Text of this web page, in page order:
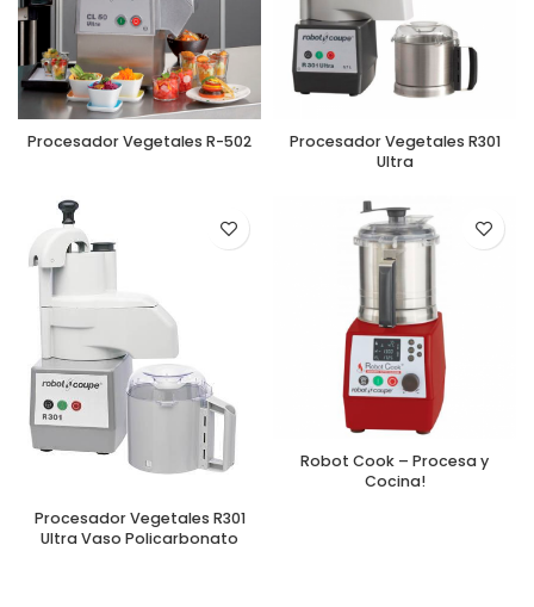
Procesador Vegetales R-502
Procesador Vegetales R301
Ultra
Procesador Vegetales R301
Ultra Vaso Policarbonato
Robot Cook – Procesa y
Cocina!